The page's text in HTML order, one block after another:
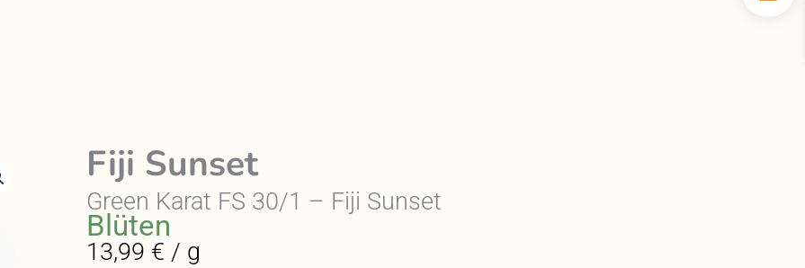
Fiji Sunset
Green Karat FS 30/1 – Fiji Sunset
Blüten
13,99 € / g